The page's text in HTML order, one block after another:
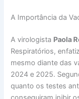
A Importância da
A virologista Paola
Respiratórios,
mesmo diante das
2024 e 2025.
quanto os testes